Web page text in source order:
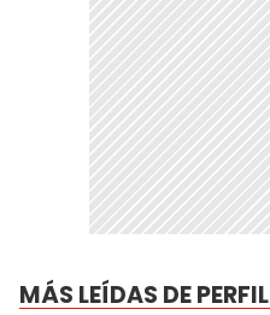
MÁS LEÍDAS DE PERFIL